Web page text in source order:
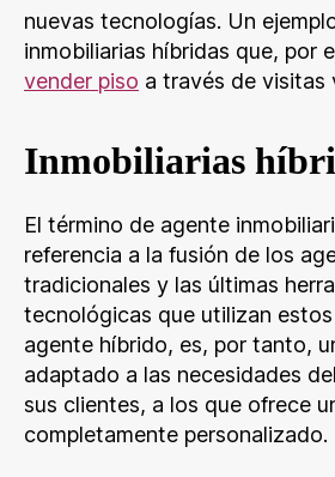
nuevas tecnologías. Un
inmobiliarias híbridas que, por
vender piso a través de visitas
Inmobiliarias
El término de agente
referencia a la fusión de los
tradicionales y las últimas
tecnológicas que utilizan estos
agente híbrido, es, por tanto,
adaptado a las necesidades
sus clientes, a los que ofrece
completamente personalizado.